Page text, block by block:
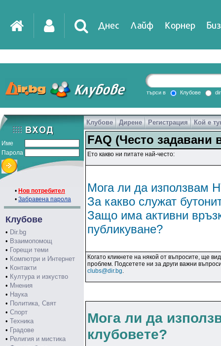
Днес Лайф Корнер
DirTV Impressio
Games
търси в Клубове
Име
Парола
• Нов потребител
• Забравена парола
Клубове
• Dir.bg
• Взаимопомощ
• Горещи теми
• Компютри и Интернет
• Контакти
• Култура и изкуство
• Мнения
• Наука
• Политика, Свят
• Спорт
• Техника
• Градове
• Религия и мистика
Клубове Дирене Регистрация Кой е
FAQ (Често задавани
Ето какво ни питате най-често:
Мога ли да използвам
За какво служат
Защо има активни
публикуване?
Когато кликнете на някой от въпросите, ще
проблем. Подсетете ни за други важни
clubs@dir.bg.
Мога ли да
клубовете?